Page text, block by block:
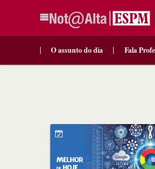
O assunto do dia Fala